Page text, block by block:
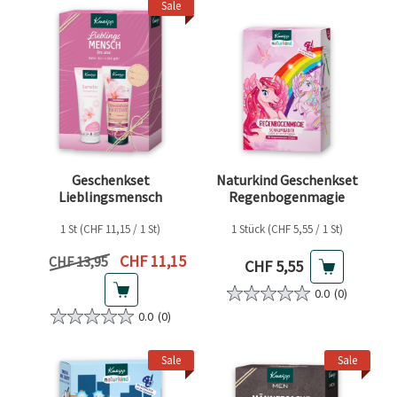
Sale
Geschenkset
Lieblingsmensch
1 St (CHF 11,15 / 1 St)
Vorheriger Preis
CHF 13,95 Aktueller Preis
CHF 11,15
0.0 (0)
Naturkind Geschenkset
Regenbogenmagie
1 Stück (CHF 5,55 / 1 St)
Aktueller Preis
CHF 5,55
0.0 (0)
Sale Sale